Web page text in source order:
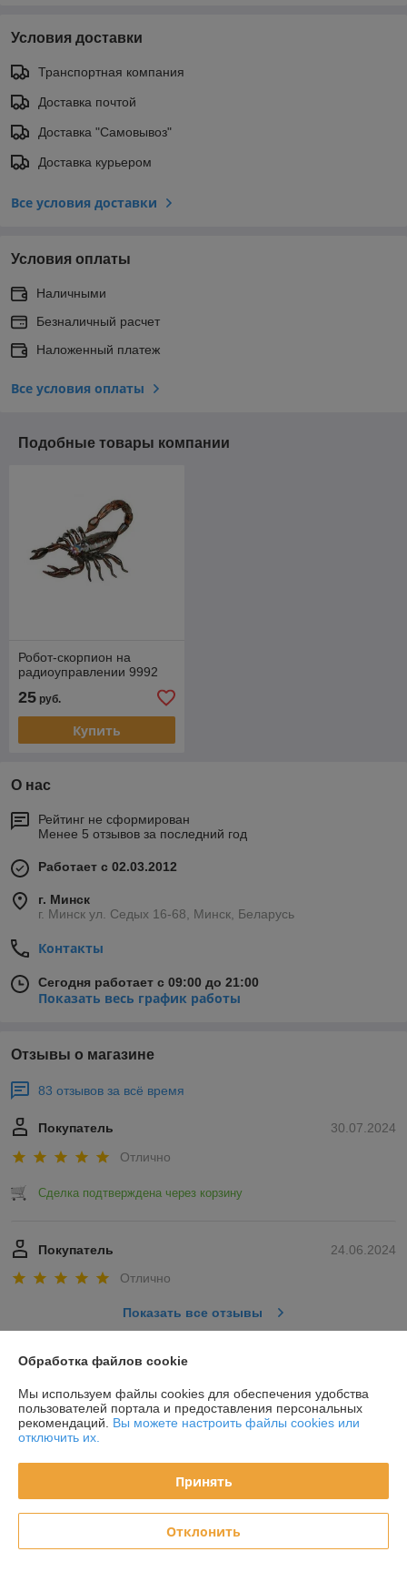
Условия доставки
Транспортная компания
Доставка почтой
Доставка "Самовывоз"
Доставка курьером
Все условия доставки
Условия оплаты
Наличными
Безналичный расчет
Наложенный платеж
Все условия оплаты
Подобные товары компании
Робот-скорпион на
радиоуправлении 9992
25 руб.
Купить
О нас
Рейтинг не сформирован
Менее 5 отзывов за последний год
Работает с 02.03.2012
г. Минск
г. Минск ул. Седых 16-68, Минск, Беларусь
Контакты
Сегодня работает с 09:00 до 21:00
Показать весь график работы
Отзывы о магазине
83 отзывов за всё время
30.07.2024
Покупатель
Отлично
Сделка подтверждена через корзину
24.06.2024
Покупатель
Отлично
Показать все отзывы
Контакты
Доставка и оплата
График работы
Полная версия сайта
Обработка файлов cookie
Мы используем файлы cookies для обеспечения удобства
пользователей портала и предоставления персональных
рекомендаций. Вы можете настроить файлы cookies или
отключить их.
Принять
Отклонить